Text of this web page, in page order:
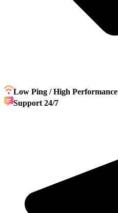
Low Ping / High Performance
Support 24/7